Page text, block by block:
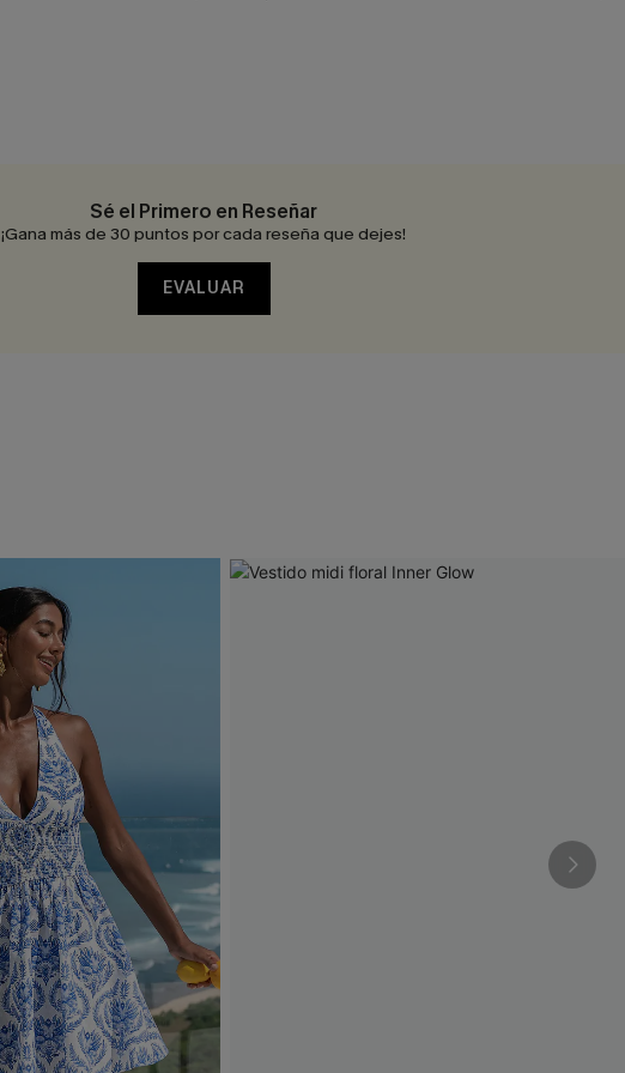
Sé el Primero en Reseñar
¡Gana más de 30 puntos por cada reseña que dejes!
EVALUAR